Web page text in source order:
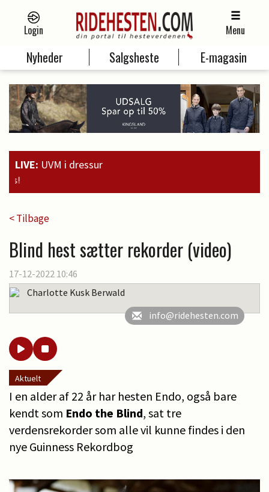
Login Menu
Nyheder Salgsheste E-magasin
LIVE: UVM i dressur
< Tilbage
Blind hest sætter rekorder (video)
17-12-2022 10:46
Charlotte Kusk Berwald
info@ridehesten.com
Aktuelt
I en alder af 22 år har hesten Endo, også bare
kendt som Endo the Blind, sat tre
verdensrekorder som alle vil kunne findes i den
nye Guinness Rekordbog